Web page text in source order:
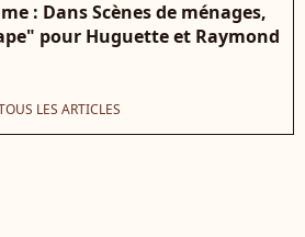
: Dans Scènes de ménages,
pour Huguette et Raymond
LES ARTICLES